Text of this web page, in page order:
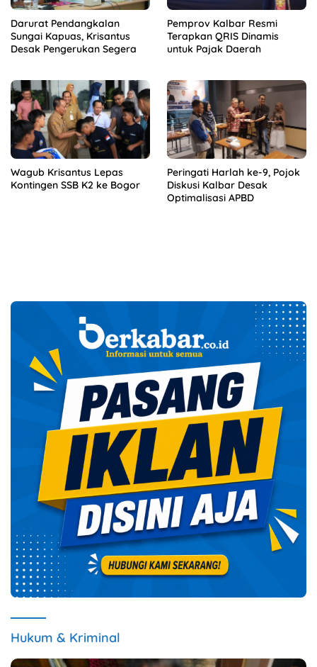
Darurat Pendangkalan
Sungai Kapuas, Krisantus
Desak Pengerukan Segera
Pemprov Kalbar Resmi
Terapkan QRIS Dinamis
untuk Pajak Daerah
Wagub Krisantus Lepas
Kontingen SSB K2 ke Bogor
Peringati Harlah ke-9, Pojok
Diskusi Kalbar Desak
Optimalisasi APBD
Hukum & Kriminal